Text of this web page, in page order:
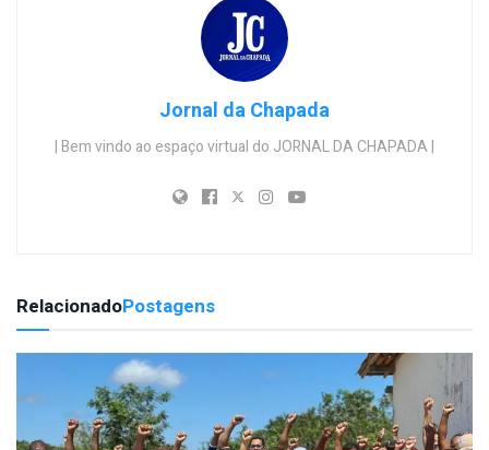
Jornal da Chapada
| Bem vindo ao espaço virtual do JORNAL DA CHAPADA |
RelacionadoPostagens